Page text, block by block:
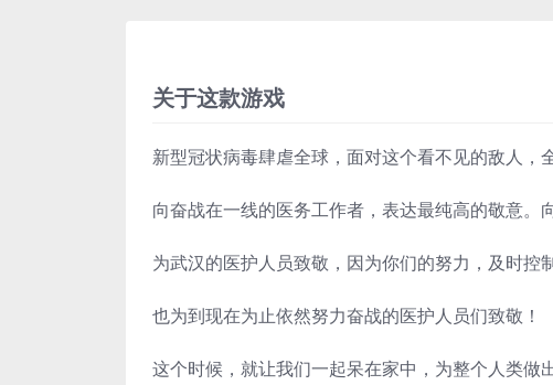
关于这款游戏
新型冠状病毒肆虐全球，面对这个看不见的敌人，
向奋战在一线的医务工作者，表达最纯高的敬意。
为武汉的医护人员致敬，因为你们的努力，及时控
也为到现在为止依然努力奋战的医护人员们致敬！
这个时候，就让我们一起呆在家中，为整个人类做